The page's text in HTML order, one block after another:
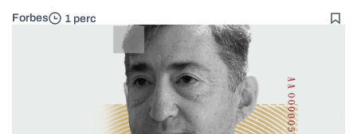
Forbes 1 perc